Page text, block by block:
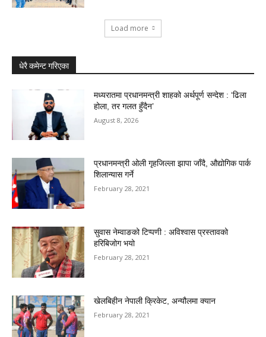
Load more
धेरै कमेन्ट गरिएका
मध्यरातमा प्रधानमन्त्री शाहको अर्थपूर्ण सन्देश : ‘ढिला
होला, तर गलत हुँदैन’
August 8, 2026
प्रधानमन्त्री ओली गृहजिल्ला झापा जाँदै, औद्योगिक पार्क
शिलान्यास गर्ने
February 28, 2021
सुवास नेम्वाङको टिप्पणी : अविश्वास प्रस्तावको
हरिबिजोग भयो
February 28, 2021
खेलबिहीन नेपाली क्रिकेट, अन्यौलमा क्यान
February 28, 2021